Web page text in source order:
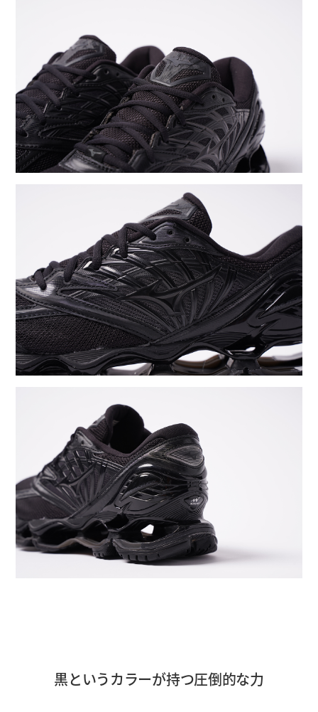
黒というカラーが持つ圧倒的な力